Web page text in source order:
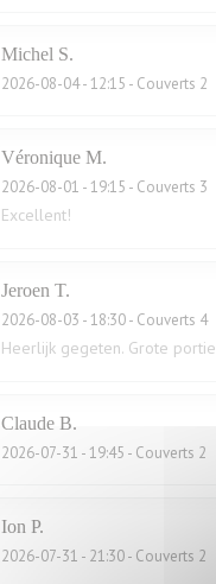
Michel S
2026-08-04- 12:15 - Couverts 2
Véronique M
2026-08-01 - 19:15 - Couverts 3
Excellent!
Jeroen T
2026-08-03 - 18:30 - Couverts 4
Heerlijk gegeten. Grote
Claude B
2026-07-31 - 19:45 - Couverts 2
Ion P
2026-07-31 - 21:30 - Couverts 2